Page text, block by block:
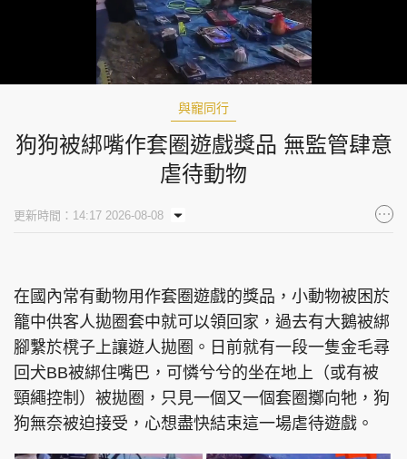
Loaded
100.00%
與寵同行
狗狗被綁嘴作套圈遊戲獎品 無監管肆意
虐待動物
更新時間：14:17 2026-08-08
在國內常有動物用作套圈遊戲的獎品，小動物被困於
籠中供客人拋圈套中就可以領回家，過去有大鵝被綁
腳繫於櫈子上讓遊人拋圈。日前就有一段一隻金毛尋
回犬BB被綁住嘴巴，可憐兮兮的坐在地上（或有被
頸繩控制）被拋圈，只見一個又一個套圈擲向牠，狗
狗無奈被迫接受，心想盡快結束這一場虐待遊戲。